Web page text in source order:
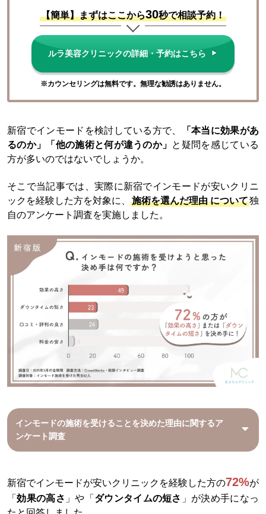
【簡単】まずはここから30秒で相談予約！
ルラ美容クリニックの詳細・予約はこちら
※カウンセリングは無料です。無理な勧誘はありません。
新宿でインモードを検討している方で、
「本当に効果があ
るのか」「他の施術と何が違うのか」 と疑問を感じている
方が多いのではないでしょうか。
そこで当記事では、実際に新宿でインモードが安いクリニ
ックを経験した方を対象に、
施術を選んだ理由 について独
自のアンケート調査を実施しました。
インモードの施術を受けることを決めた理由に関するア
ンケート調査
新宿でインモードが安いクリニックを経験した方の72%が
「効果の高さ 」や「 ダウンタイムの短さ 」が決め手になっ